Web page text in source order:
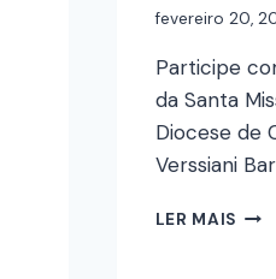
fevereiro 20,
Participe
da Santa
Diocese de
Verssiani
LER MAIS